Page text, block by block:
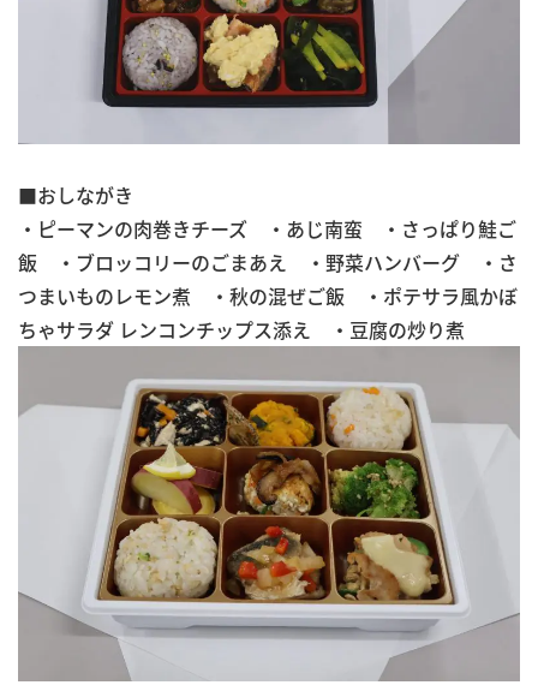
■おしながき
・ピーマンの肉巻きチーズ ・あじ南蛮 ・さっぱり鮭ご
飯 ・ブロッコリーのごまあえ ・野菜ハンバーグ ・さ
つまいものレモン煮 ・秋の混ぜご飯 ・ポテサラ風かぼ
ちゃサラダ レンコンチップス添え ・豆腐の炒り煮